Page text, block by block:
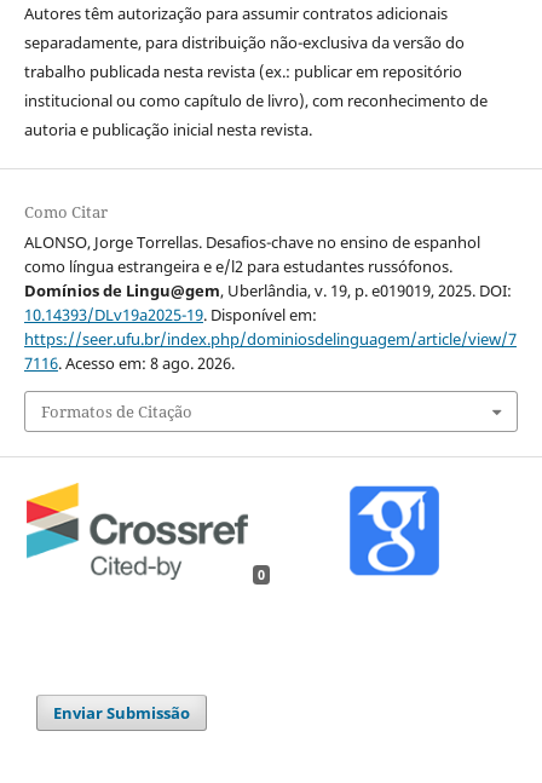
Autores têm autorização para assumir contratos adicionais
separadamente, para distribuição não-exclusiva da versão do
trabalho publicada nesta revista (ex.: publicar em repositório
institucional ou como capítulo de livro), com reconhecimento de
autoria e publicação inicial nesta revista.
Como Citar
ALONSO, Jorge Torrellas. Desafios-chave no ensino de espanhol
como língua estrangeira e e/l2 para estudantes russófonos.
Domínios de Lingu@gem, Uberlândia, v. 19, p. e019019, 2025. DOI:
10.14393/DLv19a2025-19. Disponível em:
https://seer.ufu.br/index.php/dominiosdelinguagem/article/view/7
7116. Acesso em: 8 ago. 2026.
Formatos de Citação
0
Enviar Submissão